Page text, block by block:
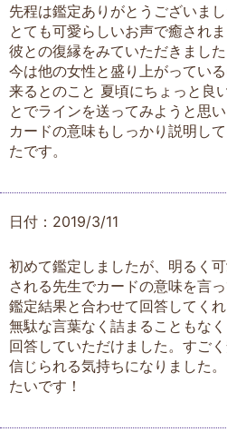
先程は鑑定ありがとうございまし
とても可愛らしいお声で癒されま
彼との復縁をみていただきました
今は他の女性と盛り上がってい
来るとのこと 夏頃にちょっと良
とでラインを送ってみようと思い
カードの意味もしっかり説明し
たです。
日付：2019/3/11
初めて鑑定しましたが、明るく
される先生でカードの意味を言っ
鑑定結果と合わせて回答してく
無駄な言葉なく詰まることもな
回答していただけました。すご
信じられる気持ちになりました
たいです！